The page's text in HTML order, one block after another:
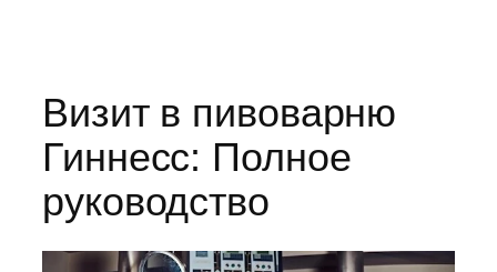
Визит в пивоварню
Гиннесс: Полное
руководство